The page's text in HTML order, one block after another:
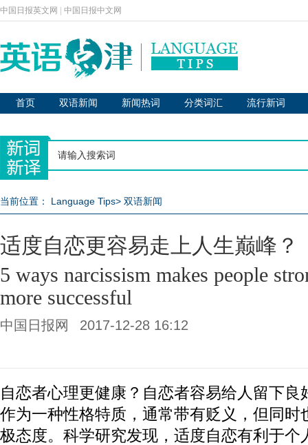
中国日报英文网 中国日报中文网
首页 双语新闻 新闻热词 分类词汇 流行新词
当前位置： Language Tips> 双语新闻
适度自恋更容易走上人生巅峰？
5 ways narcissism makes people
more successful
中国日报网 2017-12-28 16:12
自恋者心理更健康？自恋者容易给人留下良
作为一种性格特质，通常带有贬义，但同时
极态度。科学研究发现，适度自恋有利于个